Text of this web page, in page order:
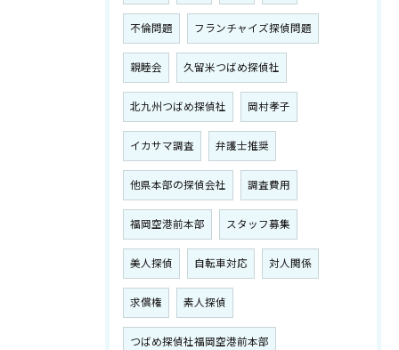
不倫問題 フランチャイズ探偵問題
親睦会 久留米つばめ探偵社
北九州つばめ探偵社 岡村孝子
イカサマ調査 弁護士推奨
他県本部の探偵会社 調査費用
福岡空港前本部 スタッフ募集
美人探偵 自転車対応 対人関係
求償権 素人探偵
つばめ探偵社福岡空港前本部